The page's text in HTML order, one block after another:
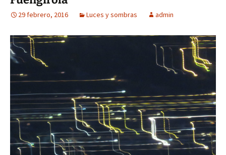
29 febrero, 2016 Luces y sombras admin